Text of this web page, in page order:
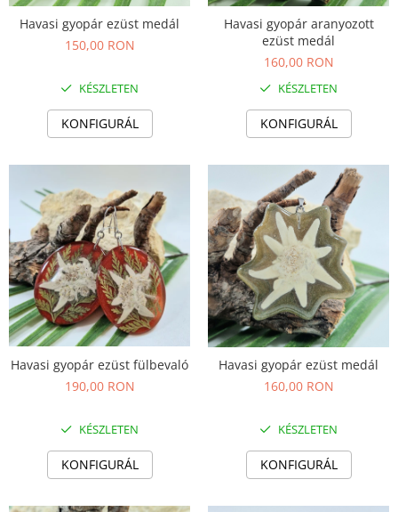
Havasi gyopár ezüst medál
150,00 RON
KÉSZLETEN
KONFIGURÁL
Havasi gyopár aranyozott
ezüst medál
160,00 RON
KÉSZLETEN
KONFIGURÁL
Havasi gyopár ezüst fülbevaló
190,00 RON
KÉSZLETEN
KONFIGURÁL
Havasi gyopár ezüst medál
160,00 RON
KÉSZLETEN
KONFIGURÁL